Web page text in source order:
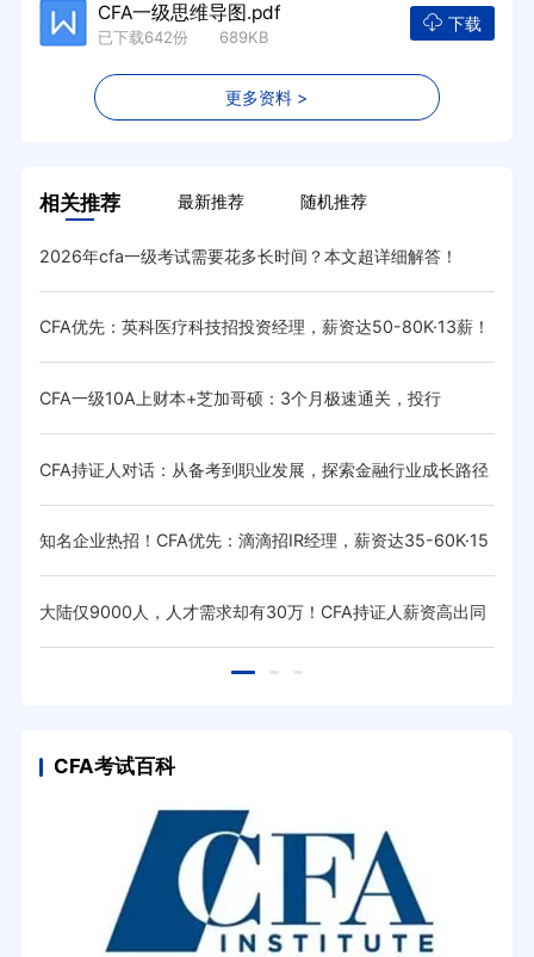
CFA一级思维导图.pdf
已下载642份 689KB
下载
更多资料 >
相关推荐 最新推荐 随机推荐
2026年cfa一级考试需要花多长时间？本文超详细解答！
CFA优先：英科医疗科技招投资经理，薪资达50-80K·13薪！
待遇优厚
CFA一级10A上财本+芝加哥硕：3个月极速通关，投行
CFA持证人对话：从备考到职业发展，探索金融行业成长路径
（上
知名企业热招！CFA优先：滴滴招IR经理，薪资达35-60K·15
薪！
大陆仅9000人，人才需求却有30万！CFA持证人薪资高出同
CFA考试百科